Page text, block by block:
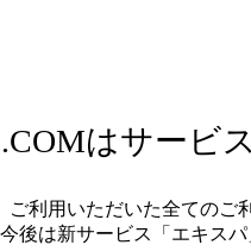
はサービ
ご利用いただいた全てのご
今後は新サービス「エキス